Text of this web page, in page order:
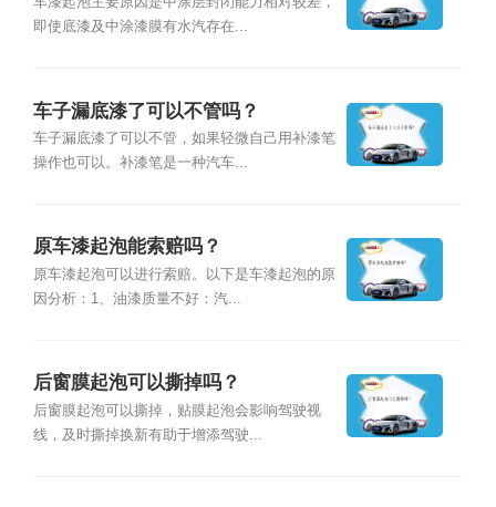
即使底漆及中涂漆膜有水汽存在...
车子漏底漆了可以不管吗？
车子漏底漆了可以不管，如果轻微自己用补漆笔
操作也可以。补漆笔是一种汽车...
原车漆起泡能索赔吗？
原车漆起泡可以进行索赔。以下是车漆起泡的原
因分析：1、油漆质量不好：汽...
后窗膜起泡可以撕掉吗？
后窗膜起泡可以撕掉，贴膜起泡会影响驾驶视
线，及时撕掉换新有助于增添驾驶...